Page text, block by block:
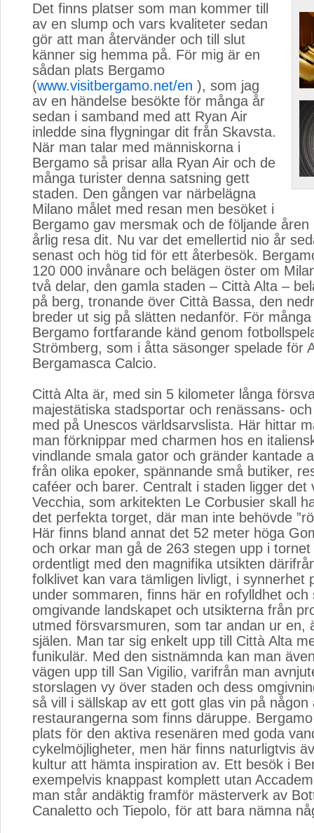
Det finns platser som man kommer till
av en slump och vars kvaliteter sedan
gör att man återvänder och till slut
känner sig hemma på. För mig är en
sådan plats Bergamo
(www.visitbergamo.net/en ), som jag
av en händelse besökte för många år
sedan i samband med att Ryan Air
inledde sina flygningar dit från Skavsta.
När man talar med människorna i
Bergamo så prisar alla Ryan Air och de
många turister denna satsning gett
staden. Den gången var närbelägna
Milano målet med resan men besöket i
Bergamo gav mersmak och de följande åren
årlig resa dit. Nu var det emellertid nio år
senast och hög tid för ett återbesök.
120 000 invånare och belägen öster om
två delar, den gamla staden – Città Alta –
på berg, tronande över Città Bassa, den
breder ut sig på slätten nedanför. För
Bergamo fortfarande känd genom
Strömberg, som i åtta säsonger spelade för
Bergamasca Calcio.
Città Alta är, med sin 5 kilometer långa
majestätiska stadsportar och renässans-
med på Unescos världsarvslista. Här hittar
man förknippar med charmen hos en
vindlande smala gator och gränder kantade
från olika epoker, spännande små butiker,
caféer och barer. Centralt i staden ligger det
Vecchia, som arkitekten Le Corbusier skall
det perfekta torget, där man inte behövde
Här finns bland annat det 52 meter höga
och orkar man gå de 263 stegen upp i
ordentligt med den magnifika utsikten
folklivet kan vara tämligen livligt, i synnerhet
under sommaren, finns här en rofylldhet och
omgivande landskapet och utsikterna från
utmed försvarsmuren, som tar andan ur en,
själen. Man tar sig enkelt upp till Città Alta
funikulär. Med den sistnämnda kan man
vägen upp till San Vigilio, varifrån man
storslagen vy över staden och dess
så vill i sällskap av ett gott glas vin på någon
restaurangerna som finns däruppe.
plats för den aktiva resenären med goda
cykelmöjligheter, men här finns naturligtvis
kultur att hämta inspiration av. Ett besök i
exempelvis knappast komplett utan
man står andäktig framför mästerverk av
Canaletto och Tiepolo, för att bara nämna